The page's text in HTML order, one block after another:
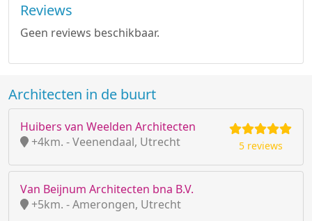
Reviews
Geen reviews beschikbaar.
Architecten in de buurt
Huibers van Weelden Architecten
+4km. - Veenendaal, Utrecht
5 reviews
Van Beijnum Architecten bna B.V.
+5km. - Amerongen, Utrecht